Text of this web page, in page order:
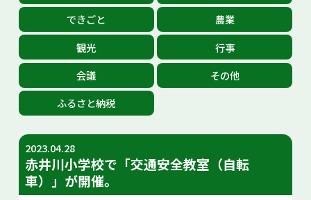
あかいがわ広報
お問い合せ
Select Language▼
できごと
農業
観光
行事
会議
その他
ふるさと納税
2023.04.28
赤井川小学校で「交通安全教室（自転
車）」が開催。